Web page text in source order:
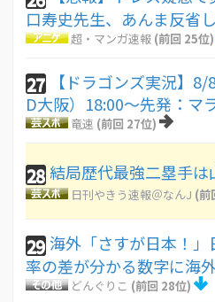
口寿史先生、あんま反省
超・マンガ速報 (前回 25位)
27
【ドラゴンズ実況】
D大阪）18:00～先発：マ
竜速 (前回 27位)
28結局歴代最強二塁手は
日刊やきう速報＠なんJ (前
29 海外「さすが日本！
率の差が分かる数字に海
どんぐりこ (前回 28位)